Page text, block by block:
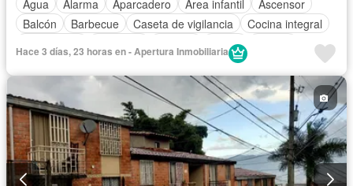
Agua
Alarma Aparcadero Área infantil
Ascensor
Balcón
Barbecue Caseta de vigilancia
Cocina integral
Jardín
Wifi
Hace 3 días, 23 horas en - Apertura Inmobiliaria